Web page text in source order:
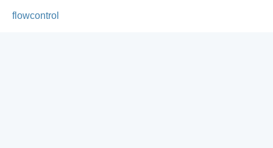
flowcontrol